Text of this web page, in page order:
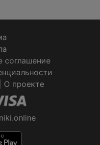
соглашение
О проекте